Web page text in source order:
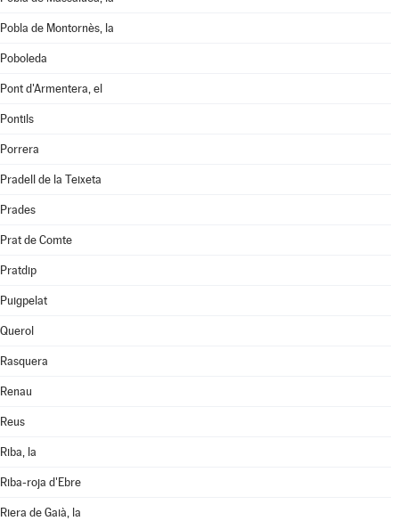
Pobla de Montornès, la
Poboleda
Pont d'Armentera, el
Pontils
Porrera
Pradell de la Teixeta
Prades
Prat de Comte
Pratdip
Puigpelat
Querol
Rasquera
Renau
Reus
Riba, la
Riba-roja d'Ebre
Riera de Gaià, la